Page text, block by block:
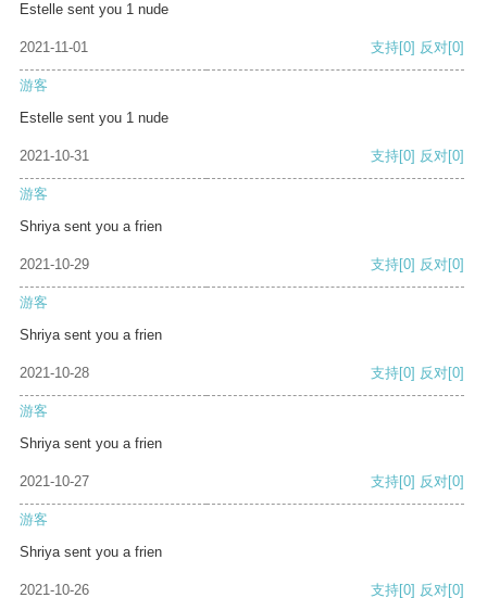
Estelle sent you 1 nude
2021-11-01 支持[0] 反对[0]
游客
Estelle sent you 1 nude
2021-10-31 支持[0] 反对[0]
游客
Shriya sent you a frien
2021-10-29 支持[0] 反对[0]
游客
Shriya sent you a frien
2021-10-28 支持[0] 反对[0]
游客
Shriya sent you a frien
2021-10-27 支持[0] 反对[0]
游客
Shriya sent you a frien
2021-10-26 支持[0] 反对[0]